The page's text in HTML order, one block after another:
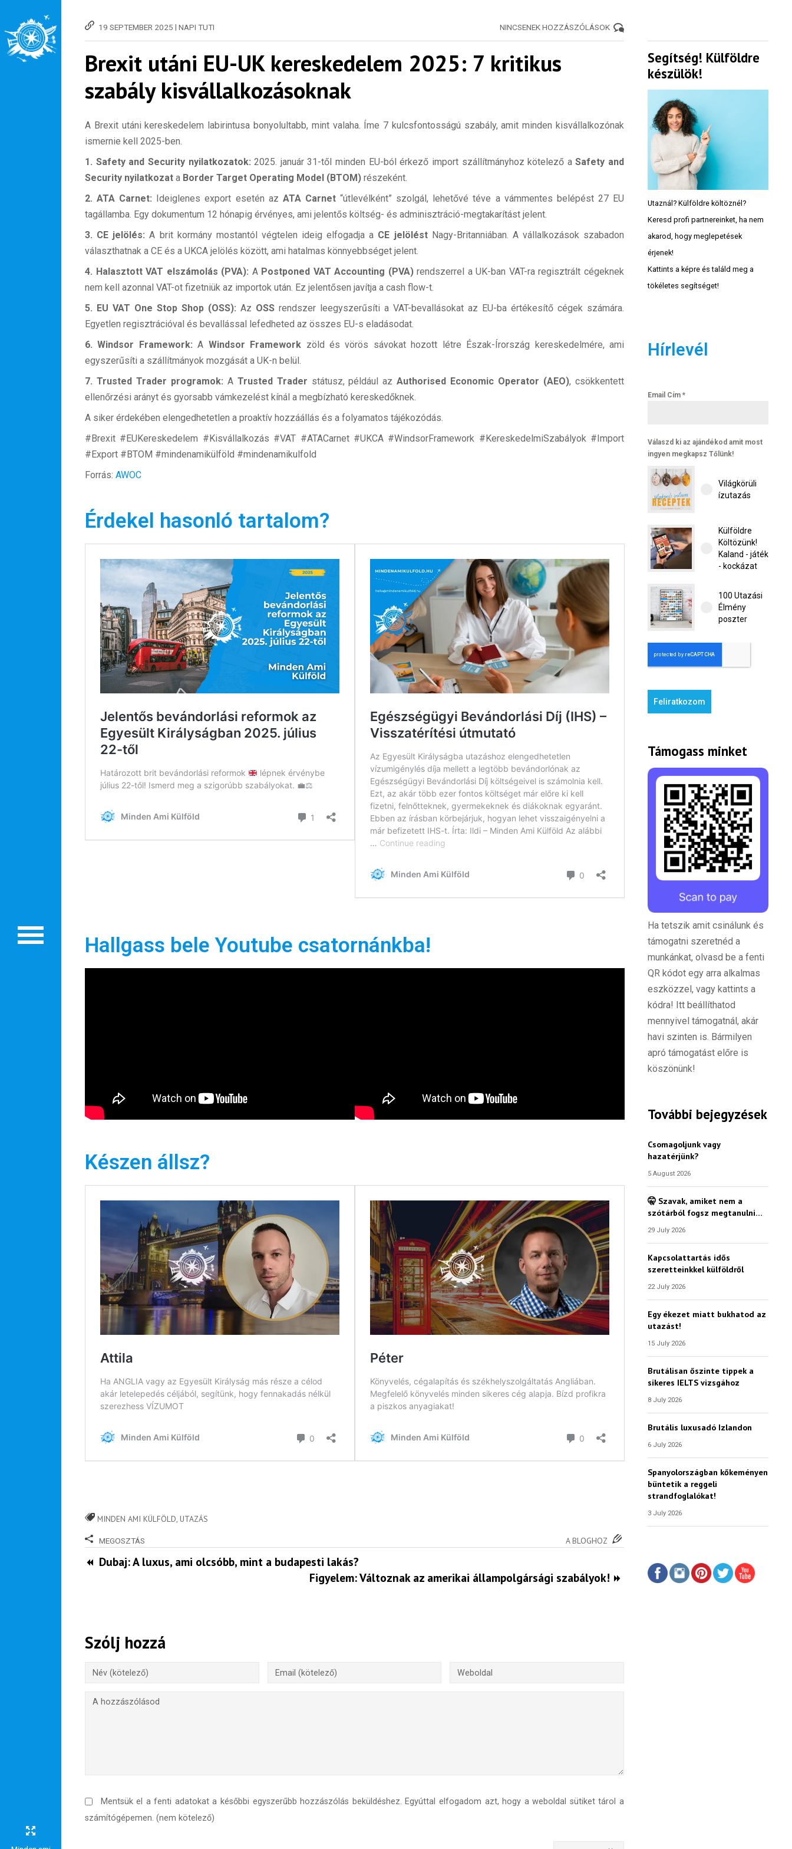
Rólunk
Külföldre költöznék!
Beutazási engedélyek
Online bolt
Rendezvények
Email Cím *
most ingyen megkapsz Tőlünk!
Külföldre
Utazási
poszter
Feliratkozom
19 SEPTEMBER 2025 | NAPI TUTI NINCSENEK HOZZÁSZÓLÁSOK
Brexit utáni EU-UK kereskedelem 2025: 7 kritikus
szabály kisvállalkozásoknak
A Brexit utáni kereskedelem labirintusa bonyolultabb, mint valaha. Íme 7 kulcsfontosságú szabály, amit minden kisvállalkozónak
ismernie kell 2025-ben.
1. Safety and Security nyilatkozatok: 2025. január 31-től minden EU-ból érkező import szállítmányhoz kötelező aSafety and
Security nyilatkozat a Border Target Operating Model (BTOM) részeként.
2. ATA Carnet: Ideiglenes export esetén az ATA Carnet“útlevélként” szolgál, lehetővé téve a vámmentes belépést 27 EU
tagállamba. Egy dokumentum 12 hónapig érvényes, ami jelentős költség- és adminisztráció-megtakarítást jelent.
3. CE jelölés: A brit kormány mostantól végtelen ideig elfogadja a CE jelöléstNagy-Britanniában. A vállalkozások szabadon
választhatnak a CE és a UKCA jelölés között, ami hatalmas könnyebbséget jelent.
4. Halasztott VAT elszámolás (PVA): A Postponed VAT Accounting (PVA)rendszerrel a UK-ban VAT-ra regisztrált cégeknek
nem kell azonnal VAT-ot fizetniük az importok után. Ez jelentősen javítja a cash flow-t.
5. EU VAT One Stop Shop (OSS): Az OSS rendszer leegyszerűsíti a VAT-bevallásokat az EU-ba értékesítő cégek számára.
Egyetlen regisztrációval és bevallással lefedheted az összes EU-s eladásodat.
6. Windsor Framework: A Windsor Framework zöld és vörös sávokat hozott létre Észak-Írország kereskedelmére, ami
egyszerűsíti a szállítmányok mozgását a UK-n belül.
7. Trusted Trader programok: A Trusted Trader státusz, például azAuthorised Economic Operator (AEO), csökkentett
ellenőrzési arányt és gyorsabb vámkezelést kínál a megbízható kereskedőknek.
A siker érdekében elengedhetetlen a proaktív hozzáállás és a folyamatos tájékozódás.
#Brexit #EUKereskedelem #Kisvállalkozás #VAT #ATACarnet #UKCA #WindsorFramework #KereskedelmiSzabályok #Import
#Export #BTOM #mindenamikülföld #mindenamikulfold
Forrás: AWOC
Érdekel hasonló tartalom?
Hallgass bele Youtube csatornánkba!
Készen állsz?
MINDEN AMI KÜLFÖLD, UTAZÁS
MEGOSZTÁS A BLOGHOZ
Dubaj: A luxus, ami olcsóbb, mint a budapesti lakás?
Figyelem: Változnak az amerikai állampolgársági szabályok!
Szólj hozzá
Mentsük el a fenti adatokat a későbbi egyszerűbb hozzászólás beküldéshez. Egyúttal elfogadom azt, hogy a weboldal sütiket tárol a
számítógépemen. (nem kötelező)
Segítség! Külföldre
készülök!
Utaznál? Külföldre költöznél?
Keresd profi partnereinket, ha nem
akarod, hogy meglepetések
érjenek!
Kattints a képre és találd meg a
tökéletes segítséget!
Hírlevél
Email Cím *
Válaszd ki az ajándékod amit most
ingyen megkapsz Tőlünk!
Világkörüli
ízutazás
Külföldre
Költözünk!
Kaland - játék
- kockázat
100 Utazási
Élmény
poszter
Feliratkozom
Támogass minket
Ha tetszik amit csinálunk és
támogatni szeretnéd a
munkánkat, olvasd be a fenti
QR kódot egy arra alkalmas
eszközzel, vagy kattints a
kódra! Itt beállíthatod
mennyivel támogatnál, akár
havi szinten is. Bármilyen
apró támogatást előre is
köszönünk!
További bejegyzések
Csomagoljunk vagy
hazatérjünk?
5 August 2026
🤫 Szavak, amiket nem a
szótárból fogsz megtanulni…
29 July 2026
Kapcsolattartás idős
szeretteinkkel külföldről
22 July 2026
Egy ékezet miatt bukhatod az
utazást!
15 July 2026
Brutálisan őszinte tippek a
sikeres IELTS vizsgához
8 July 2026
Brutális luxusadó Izlandon
6 July 2026
Spanyolországban kőkeményen
büntetik a reggeli
strandfoglalókat!
3 July 2026